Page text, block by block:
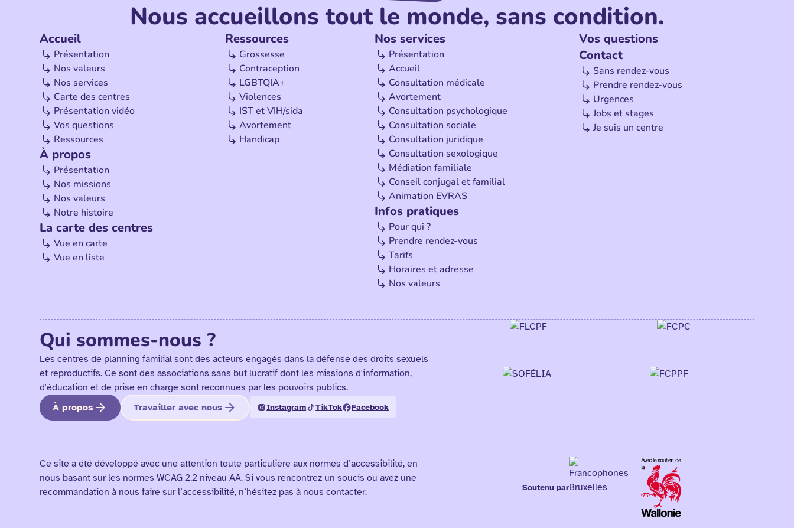
Nous accueillons tout le monde, sans condition.
Accueil
Présentation
Nos valeurs
Nos services
Carte des centres
Présentation vidéo
Vos questions
Ressources
À propos
Présentation
Nos missions
Nos valeurs
Notre histoire
La carte des centres
Vue en carte
Vue en liste
Ressources
Grossesse
Contraception
LGBTQIA+
Violences
IST et VIH/sida
Avortement
Handicap
Nos services
Présentation
Accueil
Consultation médicale
Avortement
Consultation psychologique
Consultation sociale
Consultation juridique
Consultation sexologique
Médiation familiale
Conseil conjugal et familial
Animation EVRAS
Infos pratiques
Pour qui ?
Prendre rendez-vous
Tarifs
Horaires et adresse
Nos valeurs
Vos questions
Contact
Sans rendez-vous
Prendre rendez-vous
Urgences
Jobs et stages
Je suis un centre
Qui sommes-nous ?
Les centres de planning familial sont des acteurs engagés dans la défense des droits sexuels
et reproductifs. Ce sont des associations sans but lucratif dont les missions d'information,
d'éducation et de prise en charge sont reconnues par les pouvoirs publics.
À propos
Travailler avec nous Instagram TikTok Facebook
Ce site a été développé avec une attention toute particulière aux normes d’accessibilité, en
nous basant sur les normes WCAG 2.2 niveau AA. Si vous rencontrez un soucis ou avez une
recommandation à nous faire sur l’accessibilité, n’hésitez pas à nous contacter.
Soutenu par